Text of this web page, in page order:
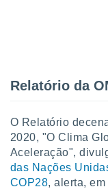
a
site
caso,
de que
Relatório da
O Relatório
2020, "O Clima
Aceleração",
das Nações
COP28, alerta,